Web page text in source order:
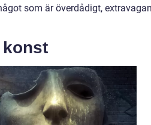
som är överdådigt,
konst